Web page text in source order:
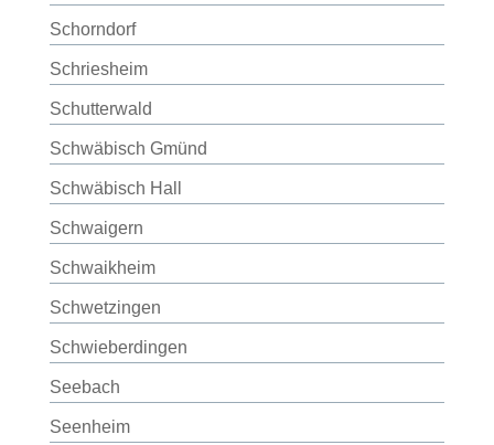
Schorndorf
Schriesheim
Schutterwald
Schwäbisch Gmünd
Schwäbisch Hall
Schwaigern
Schwaikheim
Schwetzingen
Schwieberdingen
Seebach
Seenheim